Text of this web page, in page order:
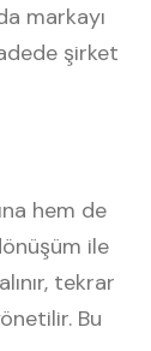
markayı
şirket
hem de
ile
tekrar
Bu